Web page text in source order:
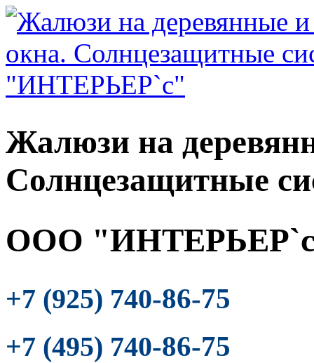
Жалюзи на
Солнцезащитные
ООО
+7 (925) 740-86-75
+7 (495) 740-86-75